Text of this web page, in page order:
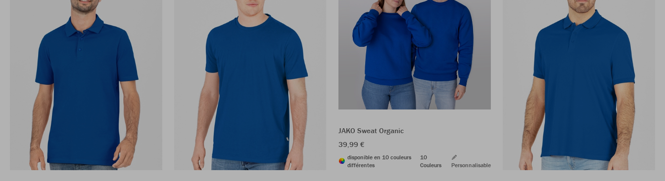
JAKO Sweat Organic
39,99 €
disponible en 10 couleurs
différentes
10
Couleurs
Personnalisable